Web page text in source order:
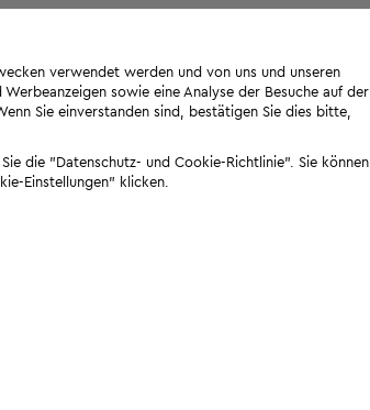
verwendet werden und von uns und unseren
sowie eine Analyse der Besuche auf der
Sie einverstanden sind, bestätigen Sie dies bitte,
die "Datenschutz- und Cookie-Richtlinie". Sie können
Einstellungen" klicken.